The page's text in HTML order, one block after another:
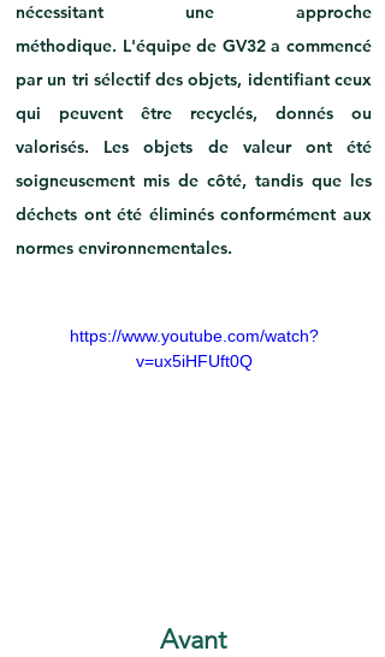
nécessitant une approche
méthodique. L'équipe de GV32 a commencé
par un tri sélectif des objets, identifiant ceux
qui peuvent être recyclés, donnés ou
valorisés. Les objets de valeur ont été
soigneusement mis de côté, tandis que les
déchets ont été éliminés conformément aux
normes environnementales.
https://www.youtube.com/watch?
v=ux5iHFUft0Q
Avant